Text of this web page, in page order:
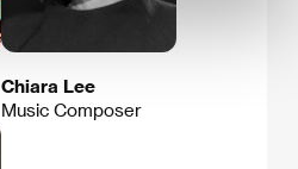
Chiara Lee
Music Composer